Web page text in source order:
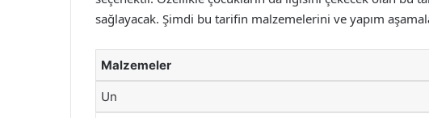
sağlayacak. Şimdi bu tarifin malzemelerini ve yapım
Malzemeler
Un